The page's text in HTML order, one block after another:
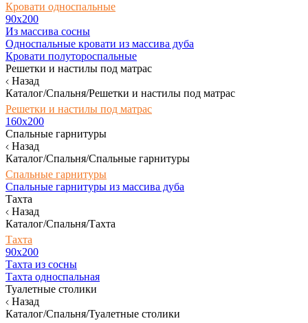
Кровати односпальные
90х200
Из массива сосны
Односпальные кровати из массива дуба
Кровати полутороспальные
Решетки и настилы под матрас
Назад
Каталог/Спальня/Решетки и настилы под матрас
Решетки и настилы под матрас
160х200
Спальные гарнитуры
Назад
Каталог/Спальня/Спальные гарнитуры
Спальные гарнитуры
Спальные гарнитуры из массива дуба
Тахта
Назад
Каталог/Спальня/Тахта
Тахта
90х200
Тахта из сосны
Тахта односпальная
Туалетные столики
Назад
Каталог/Спальня/Туалетные столики